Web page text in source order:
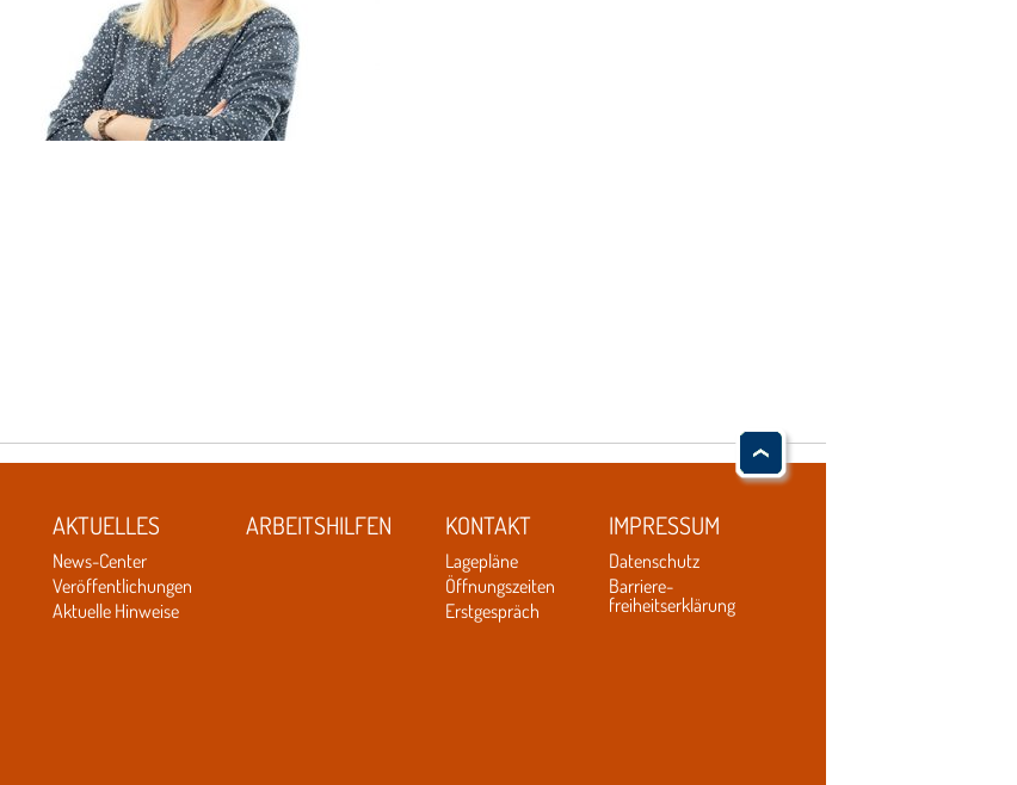
AKTUELLES
News-Center
Veröffentlichungen
Aktuelle Hinweise
ARBEITSHILFEN KONTAKT
Lagepläne
Öffnungszeiten
Erstgespräch
IMPRESSUM
Datenschutz
Barriere-
freiheitserklärung